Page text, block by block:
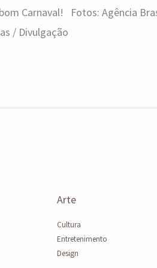
Carnaval! Fotos: Agência
/ Divulgação
Arte
Cultura
Entretenimento
Design